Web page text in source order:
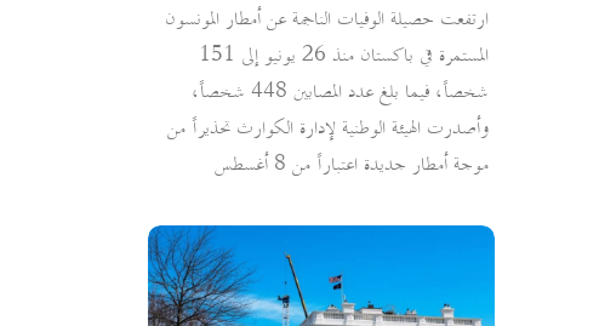
ارتفعت حصيلة الوفيات الناجمة عن أمطار المونسون
المستمرة في باكستان منذ 26 يونيو إلى 151
شخصاً، فيما بلغ عدد المصابين 448 شخصاً،
وأصدرت الهيئة الوطنية لإدارة الكوارث تحذيراً من
موجة أمطار جديدة اعتباراً من 8 أغسطس